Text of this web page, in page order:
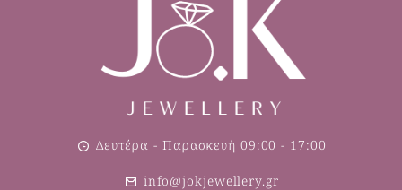
Δευτέρα - Παρασκευή 09:00 - 17:00
info@jokjewellery.gr